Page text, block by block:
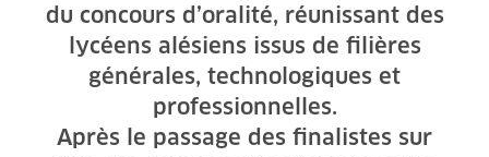
du concours d’oralité, réunissant des
lycéens alésiens issus de filières
générales, technologiques et
professionnelles.
Après le passage des finalistes sur